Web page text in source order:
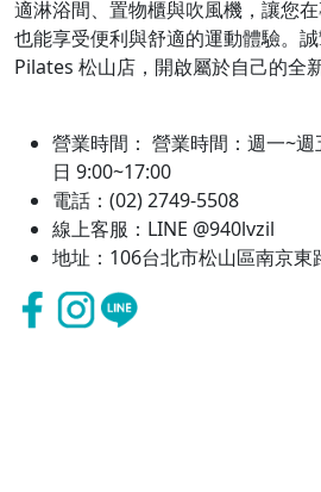
適淋浴間、置物櫃與吹風機，讓您
也能享受便利與舒適的運動體驗。
Pilates 松山店，開啟屬於自己的全
營業時間： 營業時間：週一~
日 9:00~17:00
電話：(02) 2749-5508
線上客服：LINE @940lvzil
地址：106台北市松山區南京東